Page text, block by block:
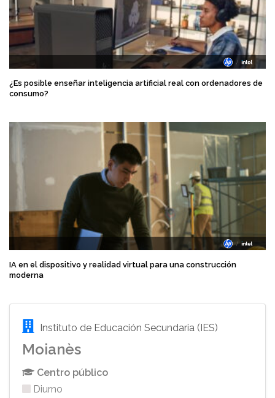
¿Es posible enseñar inteligencia artificial real con ordenadores de
consumo?
IA en el dispositivo y realidad virtual para una construcción
moderna
Instituto de Educación Secundaria (IES)
Moianès
Centro público
Diurno